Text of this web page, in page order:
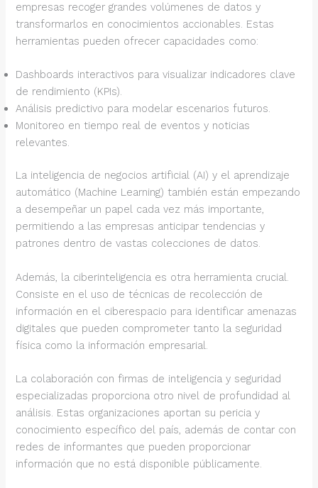
empresas recoger grandes volúmenes de datos y
transformarlos en conocimientos accionables. Estas
herramientas pueden ofrecer capacidades como:
Dashboards interactivos para visualizar indicadores clave
de rendimiento (KPIs).
Análisis predictivo para modelar escenarios futuros.
Monitoreo en tiempo real de eventos y noticias
relevantes.
La inteligencia de negocios artificial (AI) y el aprendizaje
automático (Machine Learning) también están empezando
a desempeñar un papel cada vez más importante,
permitiendo a las empresas anticipar tendencias y
patrones dentro de vastas colecciones de datos.
Además, la ciberinteligencia es otra herramienta crucial.
Consiste en el uso de técnicas de recolección de
información en el ciberespacio para identificar amenazas
digitales que pueden comprometer tanto la seguridad
física como la información empresarial.
La colaboración con firmas de inteligencia y seguridad
especializadas proporciona otro nivel de profundidad al
análisis. Estas organizaciones aportan su pericia y
conocimiento específico del país, además de contar con
redes de informantes que pueden proporcionar
información que no está disponible públicamente.